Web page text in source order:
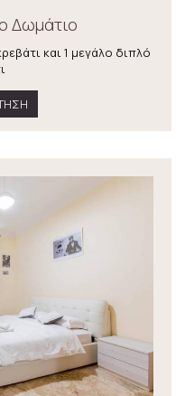
Δωμάτιο
και 1 μεγάλο διπλό